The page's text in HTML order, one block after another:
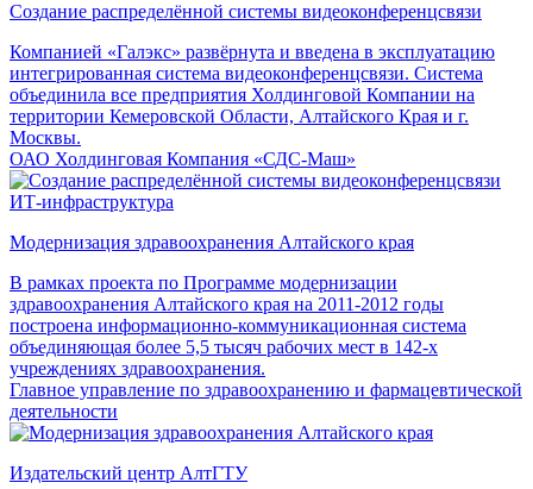
Создание распределённой системы видеоконференцсвязи
Компанией «Галэкс» развёрнута и введена в эксплуатацию
интегрированная система видеоконференцсвязи. Система
объединила все предприятия Холдинговой Компании на
территории Кемеровской Области, Алтайского Края и г.
Москвы.
ОАО Холдинговая Компания «СДС-Маш»
ИТ-инфраструктура
Модернизация здравоохранения Алтайского края
В рамках проекта по Программе модернизации
здравоохранения Алтайского края на 2011-2012 годы
построена информационно-коммуникационная система
объединяющая более 5,5 тысяч рабочих мест в 142-х
учреждениях здравоохранения.
Главное управление по здравоохранению и фармацевтической
деятельности
Издательский центр АлтГТУ